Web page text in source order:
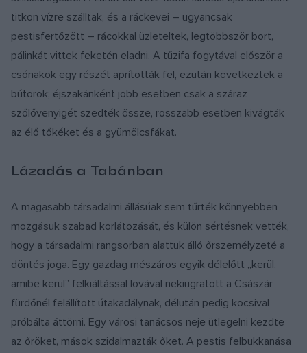
titkon vízre szálltak, és a ráckevei – ugyancsak
pestisfertőzött – rácokkal üzleteltek, legtöbbször bort,
pálinkát vittek feketén eladni. A tűzifa fogytával először a
csónakok egy részét aprították fel, ezután következtek a
bútorok; éjszakánként jobb esetben csak a száraz
szőlővenyigét szedték össze, rosszabb esetben kivágták
az élő tőkéket és a gyümölcsfákat.
Lázadás a Tabánban
A magasabb társadalmi állásúak sem tűrték könnyebben
mozgásuk szabad korlátozását, és külön sértésnek vették,
hogy a társadalmi rangsorban alattuk álló őrszemélyzeté a
döntés joga. Egy gazdag mészáros egyik délelőtt „kerül,
amibe kerül” felkiáltással lovával nekiugratott a Császár
fürdőnél felállított útakadálynak, délután pedig kocsival
próbálta áttörni. Egy városi tanácsos neje ütlegelni kezdte
az őröket, mások szidalmazták őket. A pestis felbukkanása